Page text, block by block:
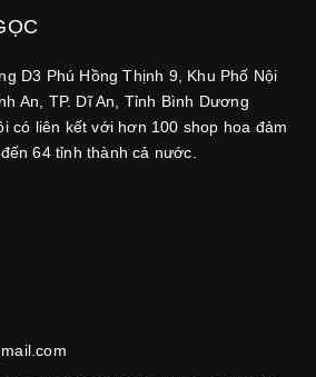
D3 Phú Hồng Thịnh 9, Khu Phố Nội
An, TP. Dĩ An, Tỉnh Bình Dương
có liên kết với hơn 100 shop hoa đảm
64 tỉnh thành cả nước.